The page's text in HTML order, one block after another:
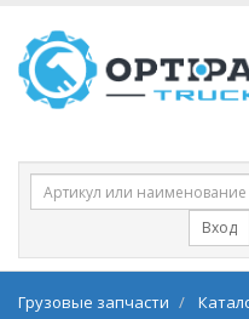
Вход
Грузовые запчасти